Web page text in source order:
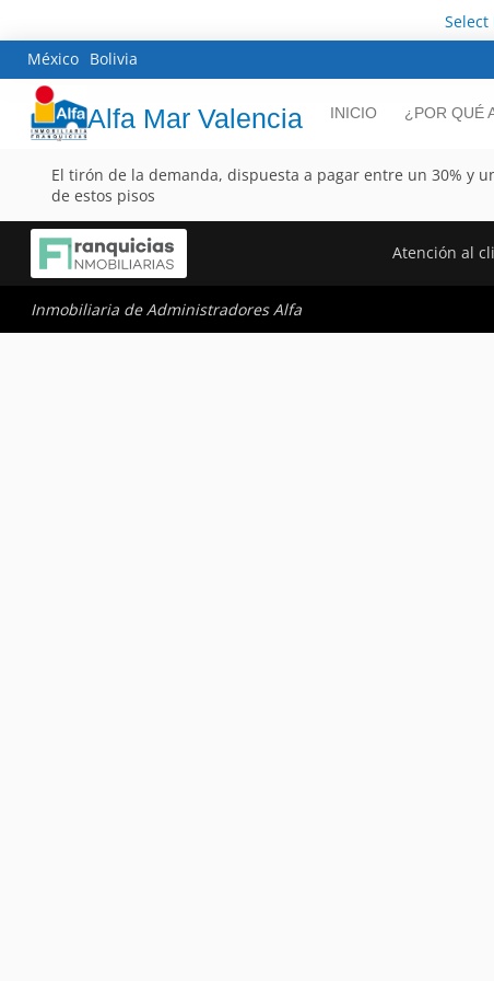
Select
México Bolivia
Alfa Mar Valencia INICIO ¿POR QUÉ
El tirón de la demanda, dispuesta a pagar entre un 30% y
de estos pisos
Atención al
Inmobiliaria de Administradores Alfa